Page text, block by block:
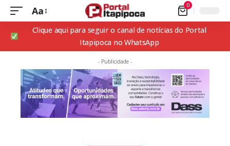
Aa 0
Clique aqui para seguir o canal de notícias do Portal
Itapipoca no WhatsApp
- Publicidade -